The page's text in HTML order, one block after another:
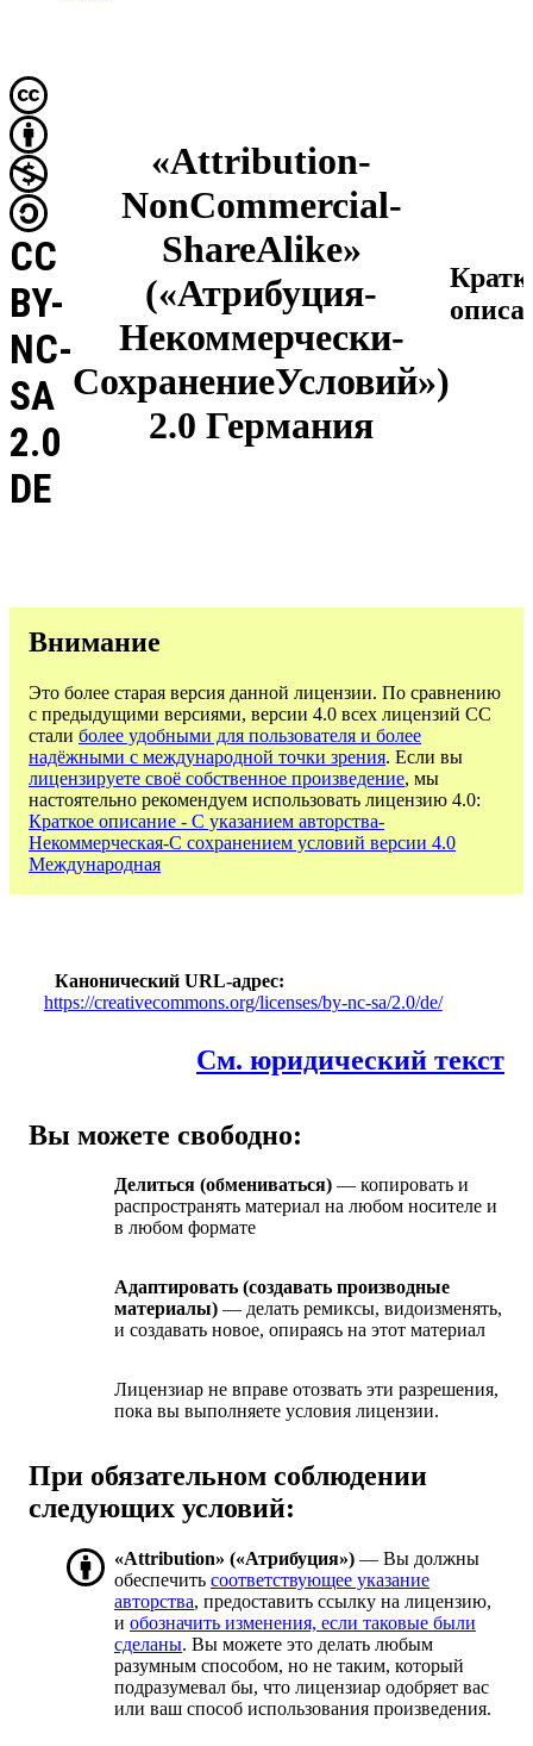
«Attribution-
NonCommercial-
ShareAlike»
(«Атрибуция-
Некоммерчески-
СохранениеУсловий»)
2.0 Германия
CC
BY-
NC-
SA
2.0
DE
Внимание
Это более старая версия данной лицензии. По сравнению
с предыдущими версиями, версии 4.0 всех лицензий CC
стали более удобными для пользователя и более
надёжными с международной точки зрения. Если вы
лицензируете своё собственное произведение, мы
настоятельно рекомендуем использовать лицензию 4.0:
Краткое описание - С указанием авторства-
Некоммерческая-С сохранением условий версии 4.0
Международная
Канонический URL-адрес
https://creativecommons.org/licenses/by-nc-sa/2.0/de/
См. юридический текст
Вы можете свободно:
Делиться (обмениваться) — копировать и
распространять материал на любом носителе и
в любом формате
Адаптировать (создавать производные
материалы) — делать ремиксы, видоизменять,
и создавать новое, опираясь на этот материал
Лицензиар не вправе отозвать эти разрешения,
пока вы выполняете условия лицензии.
При обязательном соблюдении
следующих условий:
«Attribution» («Атрибуция») — Вы должны
обеспечить соответствующее указание
авторства, предоставить ссылку на лицензию,
и обозначить изменения, если таковые были
сделаны. Вы можете это делать любым
разумным способом, но не таким, который
подразумевал бы, что лицензиар одобряет вас
или ваш способ использования произведения.